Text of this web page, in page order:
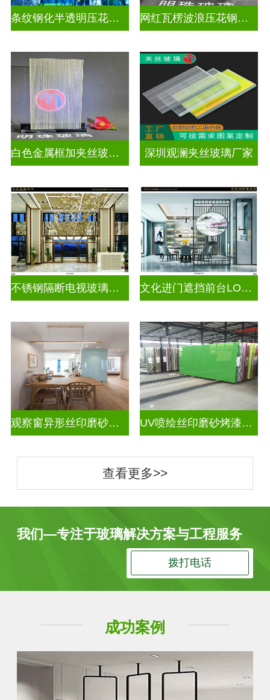
条纹钢化半透明压花玻璃 网红瓦楞波浪压花钢化玻璃
白色金属框加夹丝玻璃怎么安装 深圳观澜夹丝玻璃厂家
不锈钢隔断电视玻璃背景墙 文化进门遮挡前台LOGO玻璃背景墙
观察窗异形丝印磨砂烤漆玻璃 UV喷绘丝印磨砂烤漆玻璃
查看更多>>
我们—专注于玻璃解决方案与工程服务
拨打电话
成功案例